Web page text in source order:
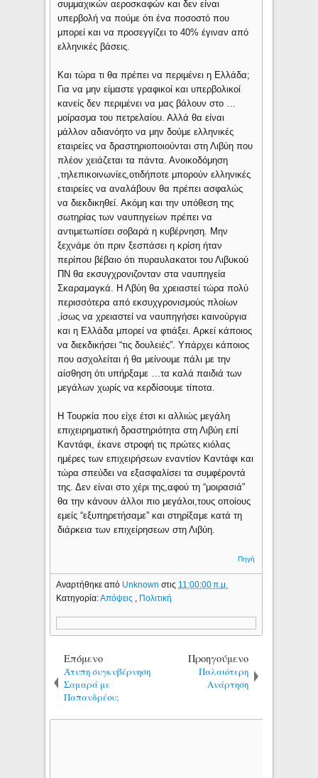
συμμαχικών αεροσκαφών και δεν είναι
υπερβολή να πούμε ότι ένα ποσοστό που
μπορεί και να προσεγγίζει το 40% έγιναν από
ελληνικές βάσεις.
Και τώρα τι θα πρέπει να περιμένει η Ελλάδα;
Για να μην είμαστε γραφικοί και υπερβολικοί
κανείς δεν περιμένει να μας βάλουν στο …
μοίρασμα του πετρελαίου. Αλλά θα είναι
μάλλον αδιανόητο να μην δούμε ελληνικές
εταιρείες να δραστηριοποιούνται στη Λιβύη που
πλέον χειάζεται τα πάντα. Ανοικοδόμηση
,τηλεπικοινωνίες,οτιδήποτε μπορούν ελληνικές
εταιρείες να αναλάβουν θα πρέπει ασφαλώς
να διεκδικηθεί. Ακόμη και την υπόθεση της
σωτηρίας των ναυπηγείων πρέπει να
αντιμετωπίσει σοβαρά η κυβέρνηση. Μην
ξεχνάμε ότι πριν ξεσπάσει η κρίση ήταν
περίπου βέβαιο ότι πυραυλακατοι του Λιβυκού
ΠΝ θα εκσυγχρονιζονταν στα ναυπηγεία
Σκαραμαγκά. Η Λβύη θα χρειαστεί τώρα πολύ
περισσότερα από εκσυχγρονισμούς πλοίων
,ίσως να χρειαστεί να ναυπηγήσει καινούργια
και η Ελλάδα μπορεί να φτιάξει. Αρκεί κάποιος
να διεκδικήσει “τις δουλειές”. Υπάρχει κάποιος
που ασχολείται ή θα μείνουμε πάλι με την
αίσθηση ότι υπήρξαμε …τα καλά παιδιά των
μεγάλων χωρίς να κερδίσουμε τίποτα.
Η Τουρκία που είχε έτσι κι αλλιώς μεγάλη
επιχειρηματική δραστηριότητα στη Λιβύη επί
Καντάφι, έκανε στροφή τις πρώτες κιόλας
ημέρες των επιχειρήσεων εναντίον Καντάφι και
τώρα σπεύδει να εξασφαλίσει τα συμφέροντά
της. Δεν είναι στο χέρι της,αφού τη “μοιρασιά”
θα την κάνουν άλλοι πιο μεγάλοι,τους οποίους
εμείς “εξυπηρετήσαμε” και στηρίξαμε κατά τη
διάρκεια των επιχείρησεων στη Λιβύη.
Πηγή
Αναρτήθηκε από Unknownστις 11:00:00 π.μ.
Κατηγορία:Απόψεις Πολιτική
Επόμενο
Άτυπη συγκυβέρνηση
Σαμαρά με
Παπανδρέου;
Προηγούμενο
Παλαιότερη
Ανάρτηση